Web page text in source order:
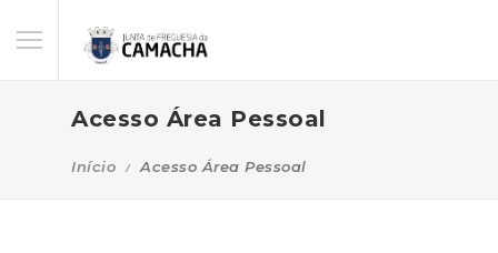
Acesso Área Pessoal
Início Acesso Área Pessoal